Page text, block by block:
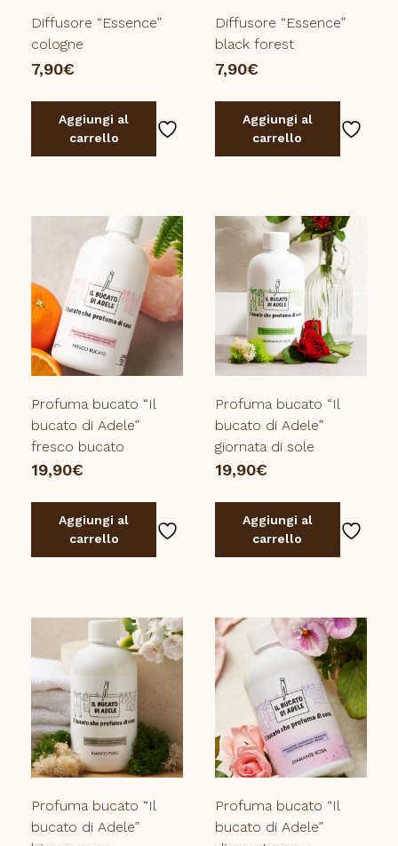
Diffusore “Essence”
cologne
7,90€
Aggiungi al
carrello
Diffusore “Essence”
black forest
7,90€
Aggiungi al
carrello
Profuma bucato “Il
bucato di Adele”
fresco bucato
19,90€
Aggiungi al
carrello
Profuma bucato “Il
bucato di Adele”
giornata di sole
19,90€
Aggiungi al
carrello
Profuma bucato “Il
bucato di Adele”
Profuma bucato “Il
bucato di Adele”